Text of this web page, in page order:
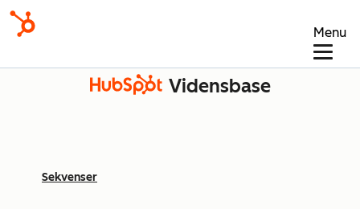
Menu
Vidensbase
Sekvenser